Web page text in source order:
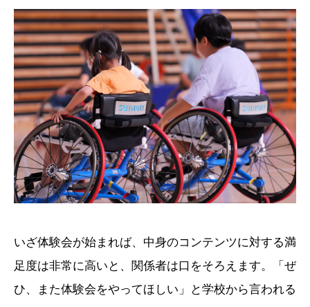
いざ体験会が始まれば、中身のコンテンツに対する満
足度は非常に高いと、関係者は口をそろえます。「ぜ
ひ、また体験会をやってほしい」と学校から言われる